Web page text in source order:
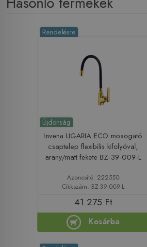
Újdonság
Rendelésre
Invena LIGARIA ECO mosogató
csaptelep flexibilis kifolyóval,
arany/matt fekete BZ-39-009-L
Azonosító: 222550
Cikkszám: BZ-39-009-L
41 275 Ft
Kosárba